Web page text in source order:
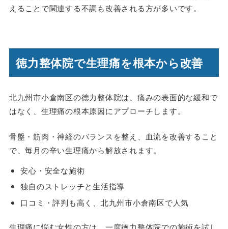
えることで関連する不調も改善される方が多いです。
徳力整体院で生理痛を根本から改善
北九州市小倉南区の徳力整体院は、痛みの表面的な緩和で
はなく、生理痛の根本原因にアプローチします。
骨盤・筋肉・神経のバランスを整え、血流を改善すること
で、毎月の辛い生理痛から解放されます。
安心・安全な施術
独自のストレッチと生活指導
口コミ・評判も高く、北九州市小倉南区で人気